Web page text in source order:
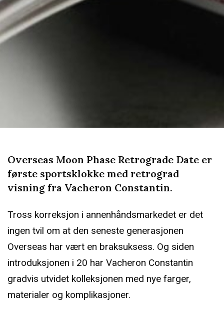
Overseas Moon Phase Retrograde Date er
første sportsklokke med retrograd
visning fra Vacheron Constantin.
Tross korreksjon i annenhåndsmarkedet er det
ingen tvil om at den seneste generasjonen
Overseas har vært en braksuksess. Og siden
introduksjonen i 20 har Vacheron Constantin
gradvis utvidet kolleksjonen med nye farger,
materialer og komplikasjoner.